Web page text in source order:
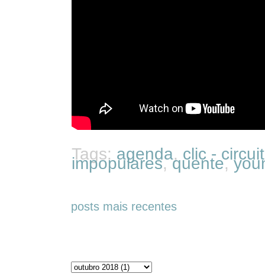
Tags: agenda, clic -
impopulares,quente,
posts mais recentes